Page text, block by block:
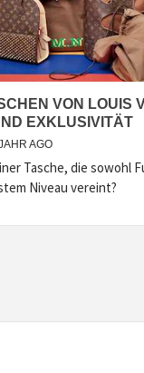
VON LOUIS
EXKLUSIVITÄT
AGO
Tasche, die sowohl
Niveau vereint?